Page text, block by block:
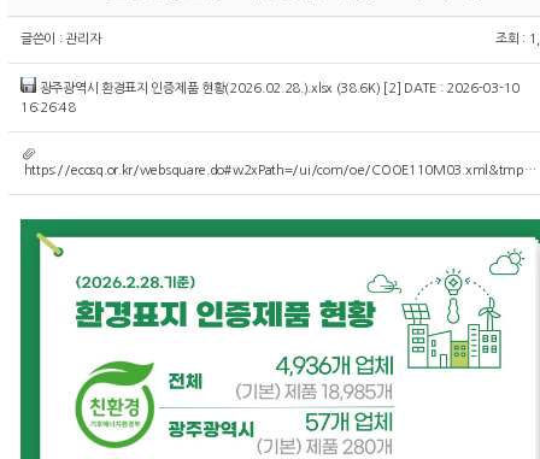
글쓴이 :관리자 조회 :
광주광역시 환경표지 인증제품 현황(2026.02.28.).xlsx (38.6K) [2]
DATE : 2026-03-10
16:26:48
https://ecosq.or.kr/websquare.do#w2xPath=/ui/com/oe/COOE110M03.xml&tmp…